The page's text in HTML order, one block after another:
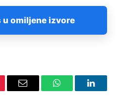
u omiljene izvore
Email WhatsApp